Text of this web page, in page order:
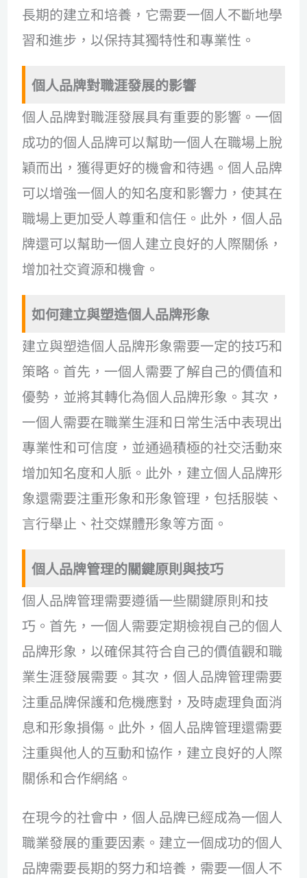
長期的建立和培養，它需要一個人不斷地學
習和進步，以保持其獨特性和專業性。
個人品牌對職涯發展的影響
個人品牌對職涯發展具有重要的影響。一個
成功的個人品牌可以幫助一個人在職場上脫
穎而出，獲得更好的機會和待遇。個人品牌
可以增強一個人的知名度和影響力，使其在
職場上更加受人尊重和信任。此外，個人品
牌還可以幫助一個人建立良好的人際關係，
增加社交資源和機會。
如何建立與塑造個人品牌形象
建立與塑造個人品牌形象需要一定的技巧和
策略。首先，一個人需要了解自己的價值和
優勢，並將其轉化為個人品牌形象。其次，
一個人需要在職業生涯和日常生活中表現出
專業性和可信度，並通過積極的社交活動來
增加知名度和人脈。此外，建立個人品牌形
象還需要注重形象和形象管理，包括服裝、
言行舉止、社交媒體形象等方面。
個人品牌管理的關鍵原則與技巧
個人品牌管理需要遵循一些關鍵原則和技
巧。首先，一個人需要定期檢視自己的個人
品牌形象，以確保其符合自己的價值觀和職
業生涯發展需要。其次，個人品牌管理需要
注重品牌保護和危機應對，及時處理負面消
息和形象損傷。此外，個人品牌管理還需要
注重與他人的互動和協作，建立良好的人際
關係和合作網絡。
在現今的社會中，個人品牌已經成為一個人
職業發展的重要因素。建立一個成功的個人
品牌需要長期的努力和培養，需要一個人不